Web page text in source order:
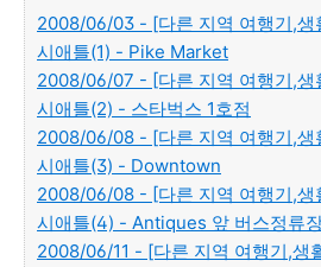
2008/06/03 - [다른 지역 여행기,
시애틀(1) - Pike Market
2008/06/07 - [다른 지역 여행기,
시애틀(2) - 스타벅스 1호점
2008/06/08 - [다른 지역 여행기,
시애틀(3) - Downtown
2008/06/08 - [다른 지역 여행기,
시애틀(4) - Antiques 앞 버스정류
2008/06/11 - [다른 지역 여행기,